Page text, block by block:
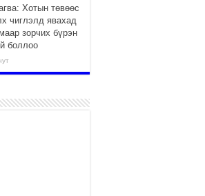
Хотын төвөөс
чиглэлд явахад
зорчих бүрэн
боллоо
ажил 80
байна
бороо орж
аюулгүй байдлаа
усны аюулаас
нийслэлийн